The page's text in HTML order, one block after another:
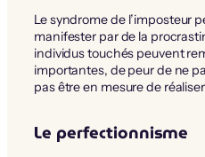
Le syndrome de l’imposteur
manifester par de la
individus touchés peuvent
importantes, de peur de ne
pas être en mesure de
Le perfectionnisme